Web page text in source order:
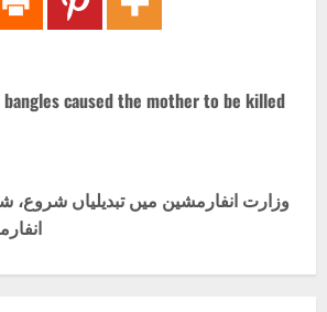
caused the mother to be killed
وزارت انفارمشین میں تبدیلیاں شروع،